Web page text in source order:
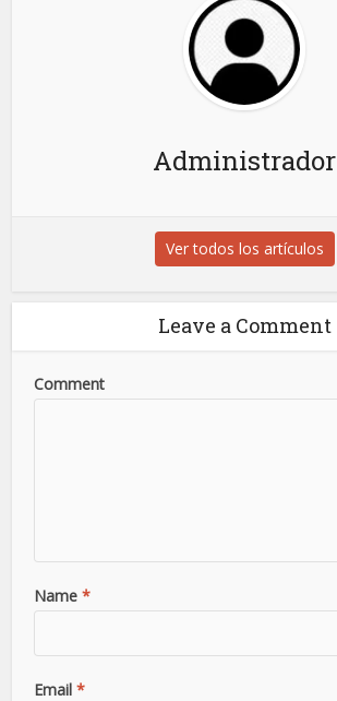
Administrador
Ver todos los artículos
Leave a Comment
Comment
Name *
Email *